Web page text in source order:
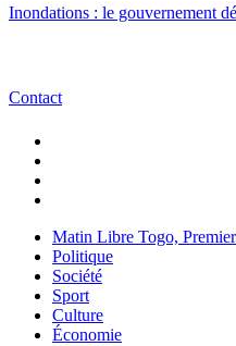
Inondations : le gouvernement
Contact
Matin Libre Togo,
Politique
Société
Sport
Culture
Économie